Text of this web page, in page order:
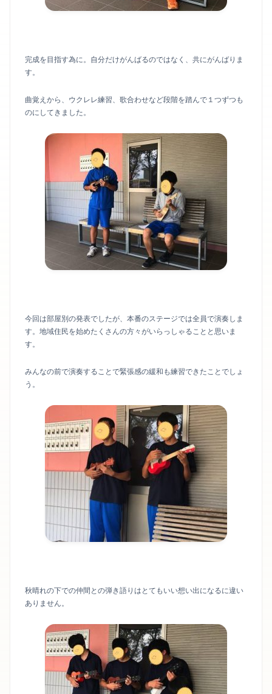
完成を目指す為に。自分だけがんばるのではなく、共にがんばりま
す。
曲覚えから、ウクレレ練習、歌合わせなど段階を踏んで１つずつも
のにしてきました。
今回は部屋別の発表でしたが、本番のステージでは全員で演奏しま
す。地域住民を始めたくさんの方々がいらっしゃることと思いま
す。
みんなの前で演奏することで緊張感の緩和も練習できたことでしょ
う。
秋晴れの下での仲間との弾き語りはとてもいい想い出になるに違い
ありません。